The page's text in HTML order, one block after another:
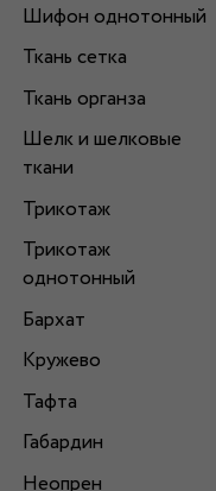
Шифон однотонный
Ткань сетка
Ткань органза
Шелк и шелковые
ткани
Трикотаж
Трикотаж
однотонный
Бархат
Кружево
Тафта
Габардин
Неопрен